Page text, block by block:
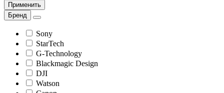
Применить
Бренд
Sony
StarTech
G-Technology
Blackmagic Design
DJI
Watson